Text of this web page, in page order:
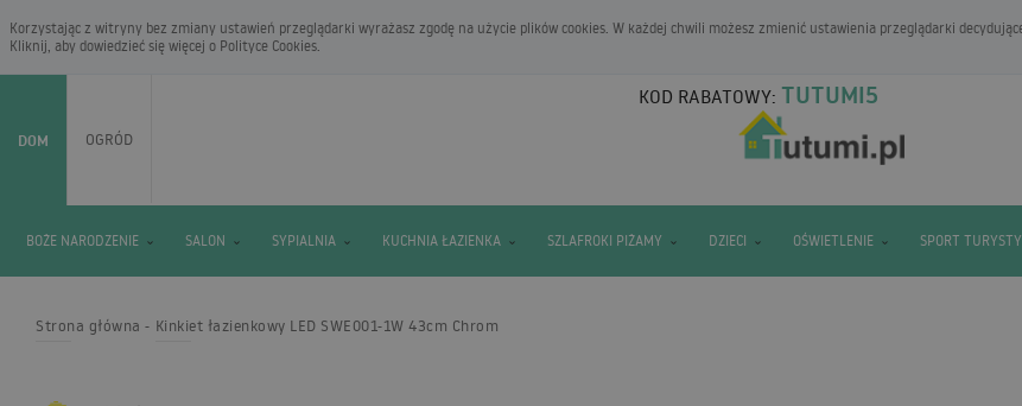
Korzystając z witryny bez zmiany ustawień przeglądarki wyrażasz zgodę na użycie plików cookies. W każdej chwili możesz zmienić ustawienia przeglądarki
Kliknij, aby dowiedzieć się więcej o Polityce Cookies.
DOM OGRÓD
KOD RABATOWY: TUTUMI5
BOŻE NARODZENIE SALON SYPIALNIA KUCHNIA ŁAZIENKA SZLAFROKI PIŻAMY DZIECI OŚWIETLENIE SPORT
Strona główna Kinkiet łazienkowy LED SWE001-1W 43cm Chrom